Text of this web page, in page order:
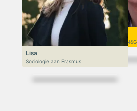
Niek
VWO 6, N&T/N&G
Lisa
Sociologie aan Erasmus